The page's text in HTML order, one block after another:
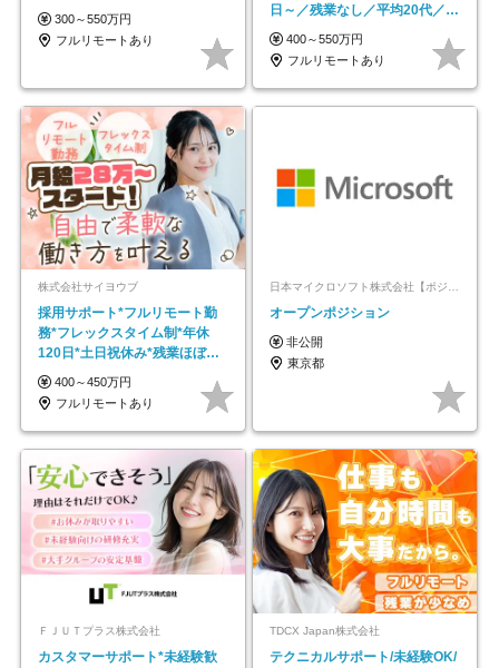
300～550万円
フルリモートあり
日～／残業なし／平均20代／リ
モートOK
400～550万円
フルリモートあり
株式会社サイヨウブ
採用サポート*フルリモート勤
務*フレックスタイム制*年休
120日*土日祝休み*残業ほぼな
し*育児中社員8割以上
400～450万円
フルリモートあり
日本マイクロソフト株式会社【ポジションマッチ登録】
オープンポジション
非公開
東京都
ＦＪＵＴプラス株式会社
カスタマーサポート*未経験歓
TDCX Japan株式会社
テクニカルサポート/未経験OK/